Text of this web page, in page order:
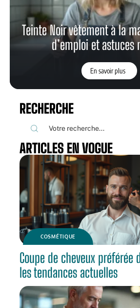
Teinte Noir vêtement à la
d’emploi et astuces
En savoir plus
RECHERCHE
ARTICLES EN VOGUE
COSMÉTIQUE
Coupe de cheveux préférée
les tendances actuelles